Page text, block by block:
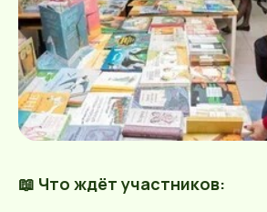
📖 Что ждёт участников: